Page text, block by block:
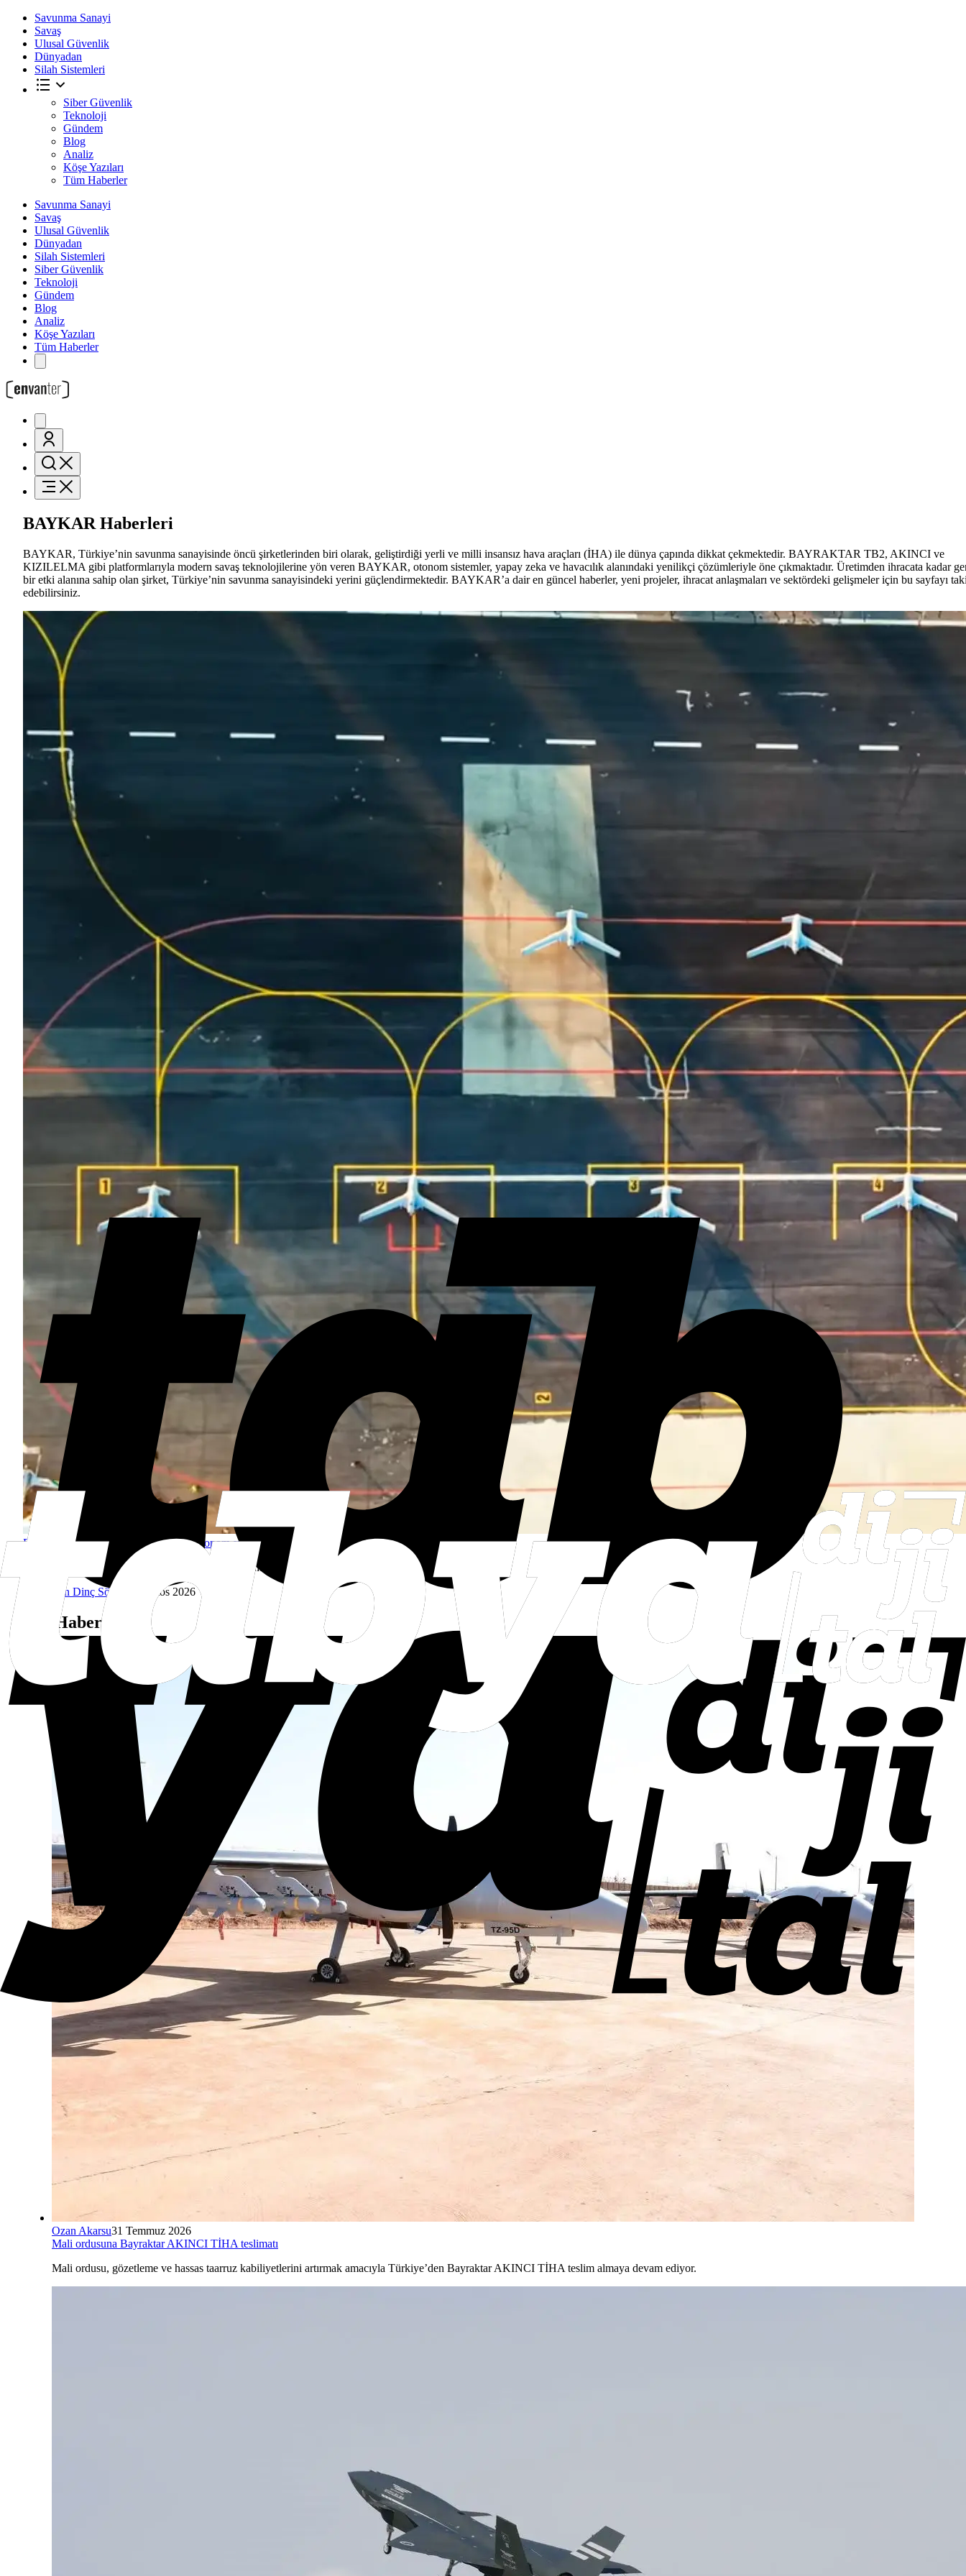
Savunma Sanayi
Savaş
Ulusal Güvenlik
Dünyadan
Silah Sistemleri
Siber Güvenlik
Teknoloji
Gündem
Blog
Analiz
Köşe Yazıları
Tüm Haberler
Savunma Sanayi
Savaş
Ulusal Güvenlik
Dünyadan
Silah Sistemleri
Siber Güvenlik
Teknoloji
Gündem
Blog
Analiz
Köşe Yazıları
Tüm Haberler
BAYKAR Haberleri
BAYKAR, Türkiye’nin savunma sanayisinde öncü şirketlerinden biri olarak, geliştirdiği yerli ve milli insansız hava araçları (İHA) ile dünya çapında dikkat çekmektedir. BAYRAKTAR TB2, AKINCI ve
KIZILELMA gibi platformlarıyla modern savaş teknolojilerine yön veren BAYKAR, otonom sistemler, yapay zeka ve havacılık alanındaki yenilikçi çözümleriyle öne çıkmaktadır. Üretimden ihracata kadar
bir etki alanına sahip olan şirket, Türkiye’nin savunma sanayisindeki yerini güçlendirmektedir. BAYKAR’a dair en güncel haberler, yeni projeler, ihracat anlaşmaları ve sektördeki gelişmeler için bu sayfayı
edebilirsiniz.
BAYKAR, 10 K2 Kamikaze İHA ile otonom sürü kabiliyetini doğruladı
K2 sürü uçuşuna ait görüntülerde 10 İHA’nın eş zamanlı hareket ve görev koordinasyonu dikkat çekti.
İrem Pelin Dinç Söğüt
1 Ağustos 2026
Son Haberler
Ozan Akarsu31 Temmuz 2026
Mali ordusuna Bayraktar AKINCI TİHA teslimatı
Mali ordusu, gözetleme ve hassas taarruz kabiliyetlerini artırmak amacıyla Türkiye’den Bayraktar AKINCI TİHA teslim almaya devam ediyor.